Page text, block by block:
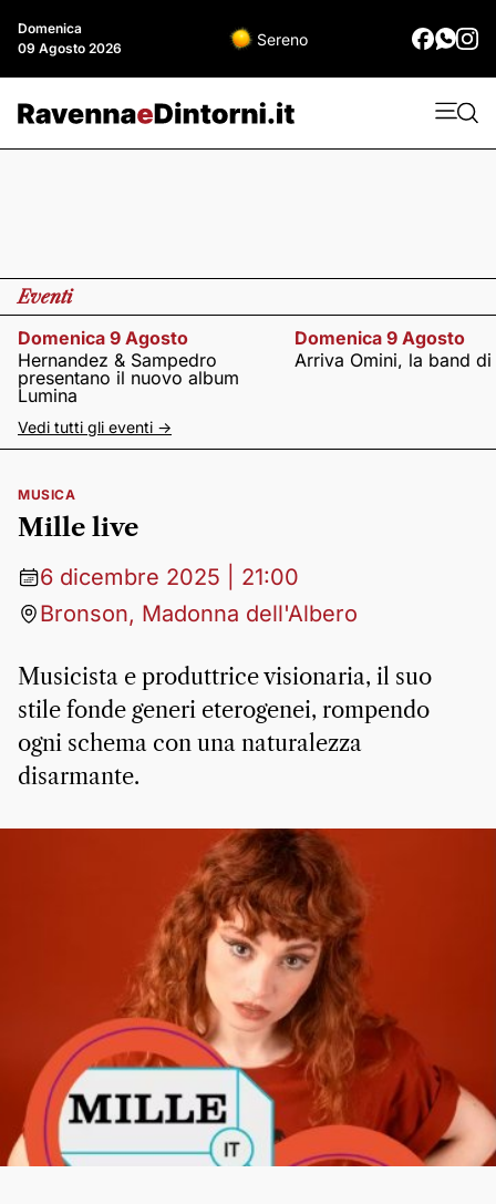
Domenica
09 Agosto 2026
Sereno
Eventi
Domenica 9 Agosto
Hernandez & Sampedro
presentano il nuovo album
Lumina
Domenica 9 Agosto
Arriva Omini, la band
Vedi tutti gli eventi ->
MUSICA
Mille live
6 dicembre 2025 | 21:00
Bronson, Madonna dell'Albero
Musicista e produttrice visionaria, il suo
stile fonde generi eterogenei, rompendo
ogni schema con una naturalezza
disarmante.